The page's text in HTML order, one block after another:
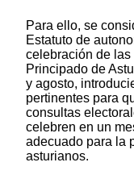
Para ello, se
Estatuto de
celebración de las
Principado de
y agosto,
pertinentes para
consultas
celebren en un
adecuado para la
asturianos.